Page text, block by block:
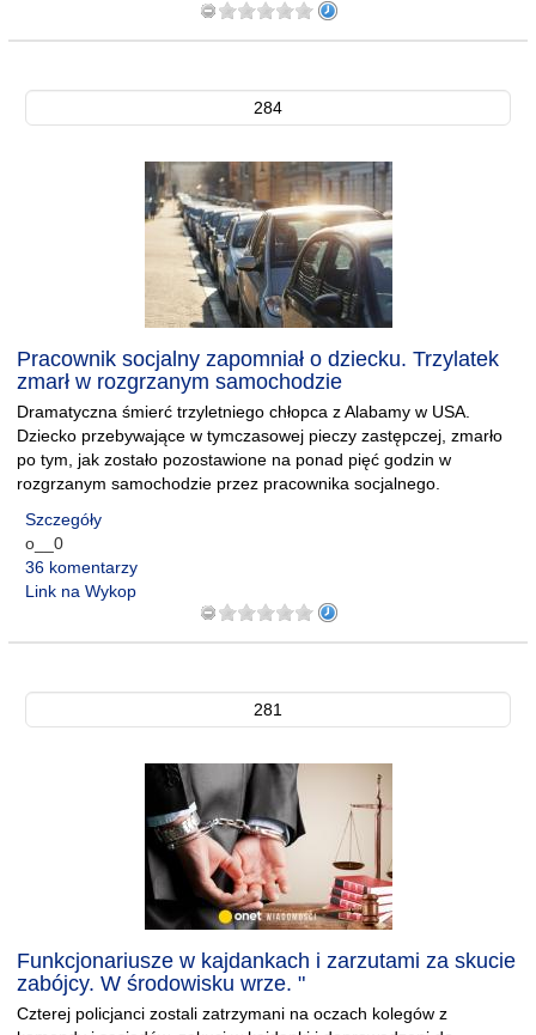
284
Pracownik socjalny zapomniał o dziecku. Trzylatek
zmarł w rozgrzanym samochodzie
Dramatyczna śmierć trzyletniego chłopca z Alabamy w USA.
Dziecko przebywające w tymczasowej pieczy zastępczej, zmarło
po tym, jak zostało pozostawione na ponad pięć godzin w
rozgrzanym samochodzie przez pracownika socjalnego.
Szczegóły
o__0
36 komentarzy
Link na Wykop
281
Funkcjonariusze w kajdankach i zarzutami za skucie
zabójcy. W środowisku wrze. "
Czterej policjanci zostali zatrzymani na oczach kolegów z